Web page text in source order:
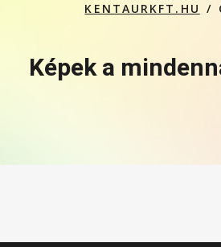
KENTAURKFT.HU
Képek a